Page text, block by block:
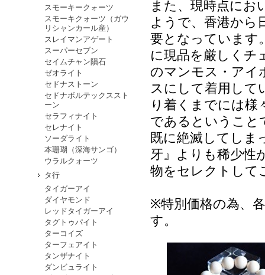
スモーキークォーツ
スモーキクォーツ（ガウ
リシャンカール産）
スレイマンアゲート
スーパーセブン
セイムチャン隕石
ゼオライト
セドナストーン
セドナボルテックススト
ーン
セラフィナイト
セレナイト
ソーダライト
本珊瑚（深海サンゴ）
ウラルクォーツ
タ行
タイガーアイ
ダイヤモンド
レッドタイガーアイ
タグトゥパイト
ターコイズ
ターフェアイト
タンザナイト
ダンビュライト
また、現時点にお
ようで、香港から
要となっています
に現品を厳しくチ
のマンモス・アイ
スにして着用して
り着くまでには様
であるということ
既に絶滅してしま
牙』よりも稀少性
物をセレクトして
※特別価格の為、
す。